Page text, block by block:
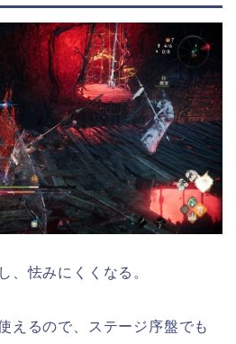
、怯みにくくなる。
えるので、ステージ序盤でも